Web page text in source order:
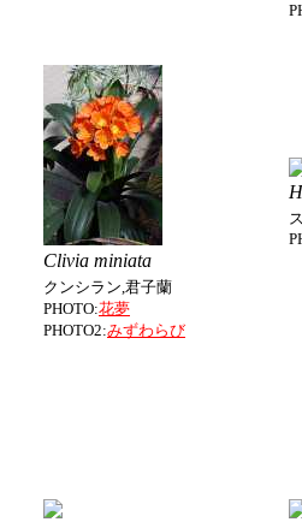
Clivia miniata
クンシラン,君子蘭
PHOTO:花夢
PHOTO2:みずわらび